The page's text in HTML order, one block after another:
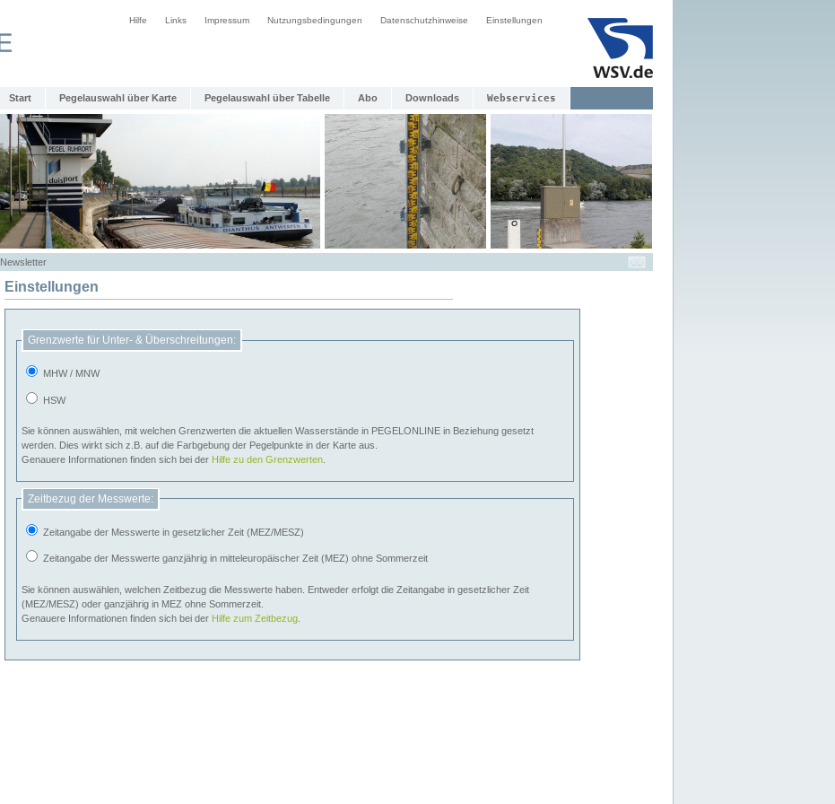
Hilfe Links Impressum Nutzungsbedingungen Datenschutzhinweise Einstellungen
Start Pegelauswahl über Karte Pegelauswahl über Tabelle Abo Downloads Webservices
Newsletter
Einstellungen
Grenzwerte für Unter- & Überschreitungen:
MHW / MNW
HSW
Sie können auswählen, mit welchen Grenzwerten die aktuellen Wasserstände in PEGELONLINE in Beziehung gesetzt
werden. Dies wirkt sich z.B. auf die Farbgebung der Pegelpunkte in der Karte aus.
Genauere Informationen finden sich bei der Hilfe zu den Grenzwerten
Zeitbezug der Messwerte:
Zeitangabe der Messwerte in gesetzlicher Zeit (MEZ/MESZ)
Zeitangabe der Messwerte ganzjährig in mitteleuropäischer Zeit (MEZ) ohne Sommerzeit
Sie können auswählen, welchen Zeitbezug die Messwerte haben. Entweder erfolgt die Zeitangabe in gesetzlicher Zeit
(MEZ/MESZ) oder ganzjährig in MEZ ohne Sommerzeit.
Genauere Informationen finden sich bei der Hilfe zum Zeitbezug